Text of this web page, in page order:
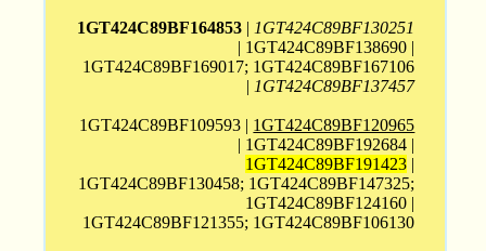
1GT424C89BF164853 | 1GT424C89BF130251
| 1GT424C89BF138690 |
1GT424C89BF169017; 1GT424C89BF167106
| 1GT424C89BF137457
1GT424C89BF109593 | 1GT424C89BF120965
| 1GT424C89BF192684 |
1GT424C89BF191423 |
1GT424C89BF130458; 1GT424C89BF147325;
1GT424C89BF124160 |
1GT424C89BF121355; 1GT424C89BF106130